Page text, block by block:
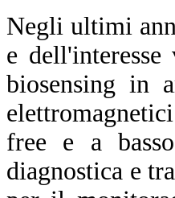
Negli ultimi
e
biosensing in
free e a
diagnostica e